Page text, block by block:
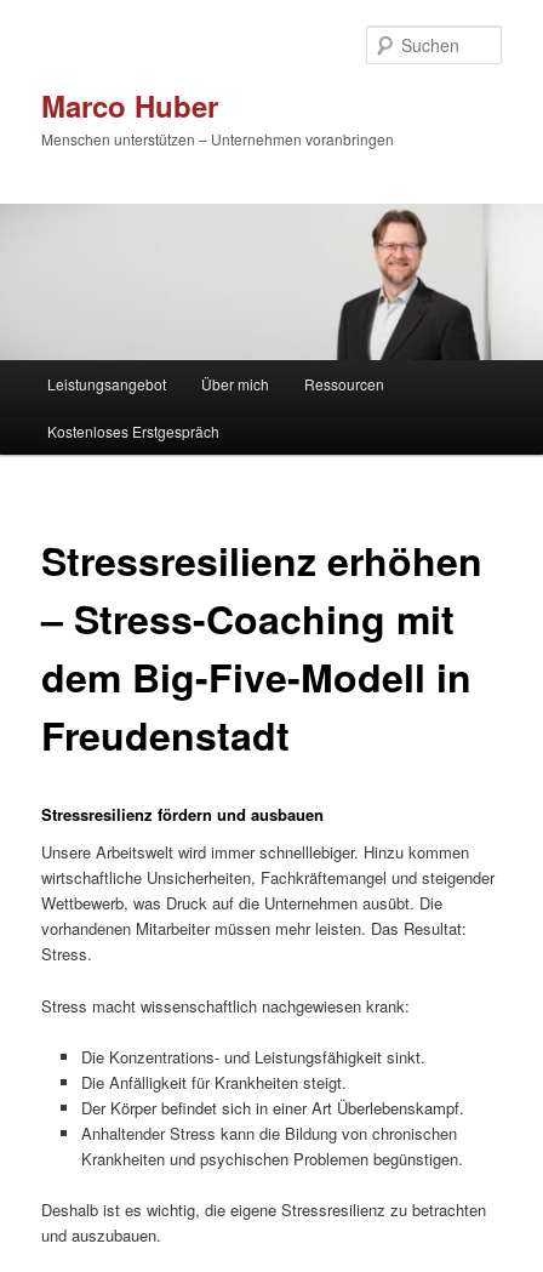
Marco Huber
Menschen unterstützen – Unternehmen voranbringen
Leistungsangebot Über mich Ressourcen
Kostenloses Erstgespräch
Stressresilienz erhöhen
– Stress-Coaching mit
dem Big-Five-Modell in
Freudenstadt
Stressresilienz fördern und ausbauen
Unsere Arbeitswelt wird immer schnelllebiger. Hinzu kommen
wirtschaftliche Unsicherheiten, Fachkräftemangel und steigender
Wettbewerb, was Druck auf die Unternehmen ausübt. Die
vorhandenen Mitarbeiter müssen mehr leisten. Das Resultat:
Stress.
Stress macht wissenschaftlich nachgewiesen krank:
Die Konzentrations- und Leistungsfähigkeit sinkt.
Die Anfälligkeit für Krankheiten steigt.
Der Körper befindet sich in einer Art Überlebenskampf.
Anhaltender Stress kann die Bildung von chronischen
Krankheiten und psychischen Problemen begünstigen.
Deshalb ist es wichtig, die eigene Stressresilienz zu betrachten
und auszubauen.